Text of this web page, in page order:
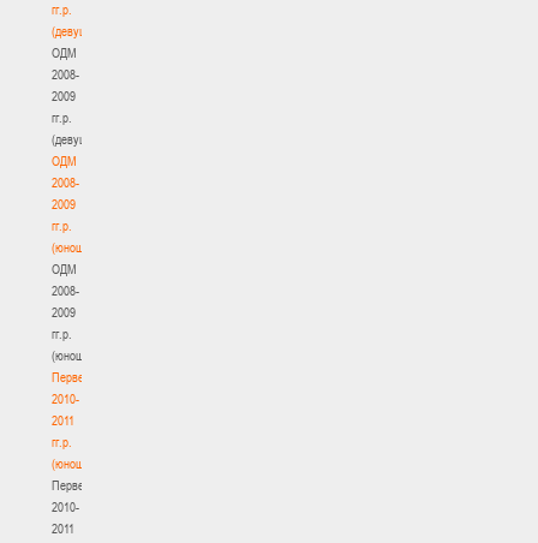
гг.р.
(девушки)
ОДМ
2008-
2009
гг.р.
(девушки)
ОДМ
2008-
2009
гг.р.
(юноши)
ОДМ
2008-
2009
гг.р.
(юноши)
Первенство
2010-
2011
гг.р.
(юноши)
Первенство
2010-
2011